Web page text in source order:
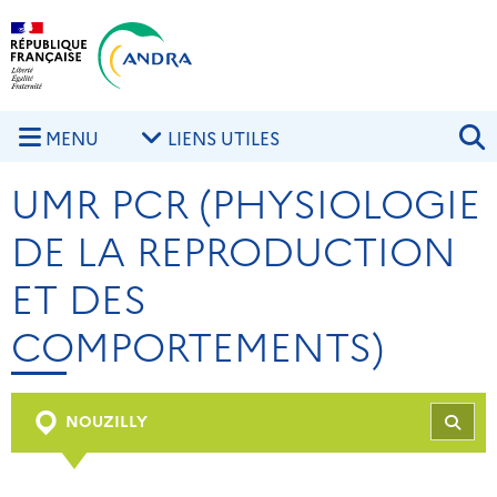
Aller au contenu principal
MENU LIENS UTILES
UMR PCR (PHYSIOLOGIE
DE LA REPRODUCTION
ET DES
COMPORTEMENTS)
NOUZILLY